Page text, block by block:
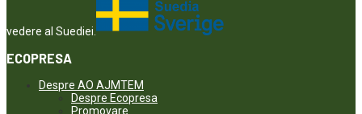
vedere al Suediei.
ECOPRESA
Despre AO AJMTEM
Despre Ecopresa
Promovare